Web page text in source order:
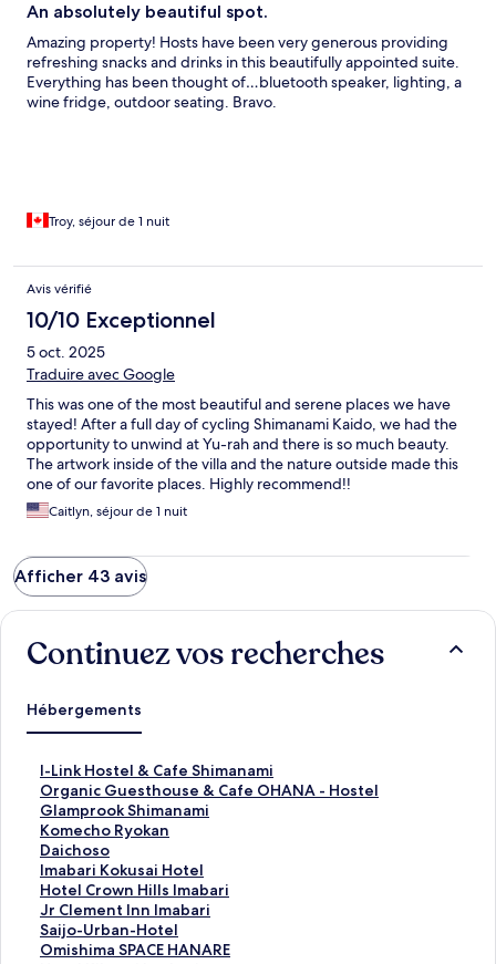
An absolutely beautiful spot.
Amazing property! Hosts have been very generous providing
refreshing snacks and drinks in this beautifully appointed suite.
Everything has been thought of…bluetooth speaker, lighting, a
wine fridge, outdoor seating. Bravo.
Troy, séjour de 1 nuit
Avis vérifié
10/10 Exceptionnel
5 oct. 2025
Traduire avec Google
This was one of the most beautiful and serene places we have
stayed! After a full day of cycling Shimanami Kaido, we had the
opportunity to unwind at Yu-rah and there is so much beauty.
The artwork inside of the villa and the nature outside made this
one of our favorite places. Highly recommend!!
Caitlyn, séjour de 1 nuit
Afficher 43 avis
Continuez vos recherches
Hébergements
I-Link Hostel & Cafe Shimanami
L
i
e
n
o
u
v
r
a
n
Organic Guesthouse & Cafe OHANA - Hostel
L
i
e
n
o
u
v
r
a
Glamprook Shimanami
L
i
e
n
o
u
v
r
Komecho Ryokan
L
i
e
n
o
u
v
Daichoso
L
i
e
n
o
u
Imabari Kokusai Hotel
L
i
e
n
o
Hotel Crown Hills Imabari
L
i
e
n
Jr Clement Inn Imabari
L
i
e
Saijo-Urban-Hotel
L
iOmishima SPACE HANARE
L